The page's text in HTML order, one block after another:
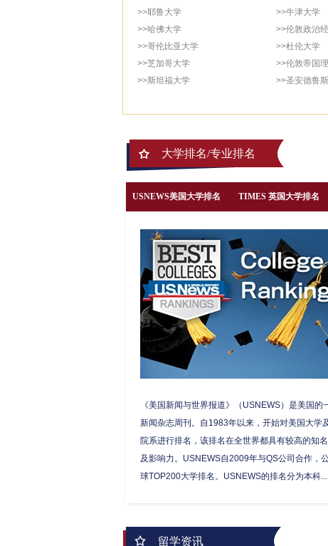
>>耶鲁大学
>>哈佛大学
>>哥伦比亚大学
>>芝加哥大学
>>斯坦福大学
>>牛津大学
>>伦敦政治
>>杜伦大学
>>伦敦帝国
>>圣安德鲁
大学排名/专业排名
USNEWS美国大学排名 TIMES 英国大学排名
《美国新闻与世界报道》（USNEWS）是美国的
新闻杂志周刊。自1983年以来，开始对美国大学
院系进行排名，该排名在全世界都具有较高的知
及影响力。USNEWS自2009年与QS公司合作，
球TOP200大学排名。USNEWS的排名分为本科...
留学资讯